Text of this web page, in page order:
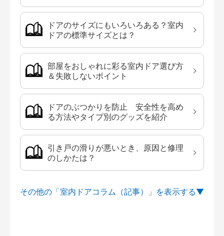
ドアのサイズにもいろいろある？室内
ドアの標準サイズとは？
部屋をおしゃれに彩る室内ドア選び方
＆失敗しないポイント
ドアのぶつかりを防止 安全性を高め
る方法やタイプ別のグッズを紹介
引き戸の滑りが悪いとき、原因と修理
のしかたは？
その他の「室内ドアコラム（記事）」を